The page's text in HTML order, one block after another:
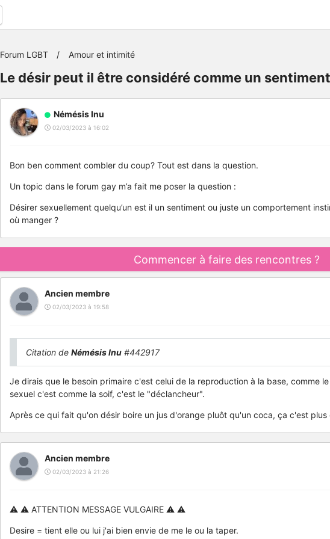
Forum LGBT Amour et intimité
Le désir peut il être considéré comme un
Némésis Inu
02/03/2023 à 16:02
Bon ben comment combler du coup? Tout est dans la question.
Un topic dans le forum gay m’a fait me poser la question :
Désirer sexuellement quelqu’un est il un sentiment ou juste un comportement
où manger ?
Commencer à faire des rencontres ?
Ancien membre
02/03/2023 à 19:58
Citation de Némésis Inu #442917
Je dirais que le besoin primaire c'est celui de la reproduction à la base, comme
sexuel c'est comme la soif, c'est le "déclancheur".
Après ce qui fait qu'on désir boire un jus d'orange pluôt qu'un coca, ça c'est plus
Ancien membre
02/03/2023 à 21:26
⚠️ ⚠️ ATTENTION MESSAGE VULGAIRE ⚠️ ⚠️
Desire = tient elle ou lui j'ai bien envie de me le ou la taper.